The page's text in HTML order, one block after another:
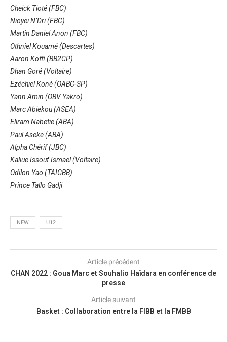
Cheick Tioté (FBC)
Nioyei N’Dri (FBC)
Martin Daniel Anon (FBC)
Othniel Kouamé (Descartes)
Aaron Koffi (BB2CP)
Dhan Goré (Voltaire)
Ezéchiel Koné (OABC-SP)
Yann Amin (OBV Yakro)
Marc Abiekou (ASEA)
Eliram Nabetie (ABA)
Paul Aseke (ABA)
Alpha Chérif (JBC)
Kaliue Issouf Ismaël (Voltaire)
Odilon Yao (TAIGBB)
Prince Tallo Gadji
NEW U12
Article précédent
CHAN 2022 : Goua Marc et Souhalio Haïdara en conférence de
presse
Article suivant
Basket : Collaboration entre la FIBB et la FMBB